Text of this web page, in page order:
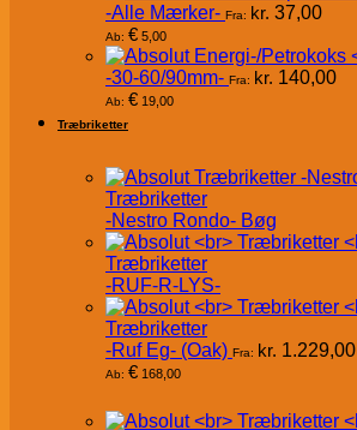
-Alle Mærker- Fra: kr. 37,00
Ab: € 5,00
-30-60/90mm- Fra: kr. 140,00
Ab: € 19,00
Træbriketter
Træbriketter
-Nestro Rondo- Bøg
Træbriketter
-RUF-R-LYS-
Træbriketter
-Ruf Eg- (Oak) Fra: kr. 1.229,00
Ab: € 168,00